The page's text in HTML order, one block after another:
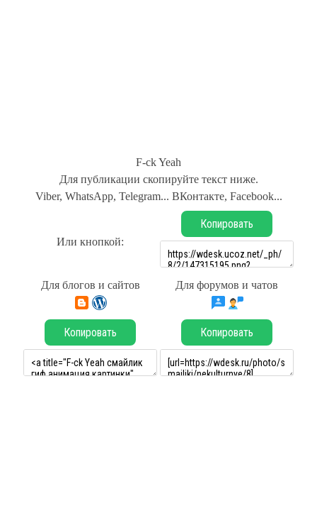
F-ck Yeah
Для публикации скопируйте текст ниже.
Viber, WhatsApp, Telegram... ВКонтакте, Facebook...
Или кнопкой:
Копировать
Для блогов и сайтов Для форумов и чатов
Копировать Копировать